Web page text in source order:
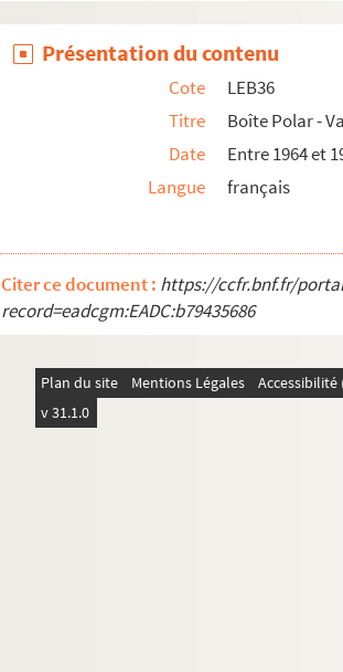
Présentation du contenu
Cote
LEB36
Titre
Boîte Polar -
Date
Entre 1964 et
Langue
français
Citer ce document : https://ccfr.bnf.fr/
record=eadcgm:EADC:b79435686
Plan du site Mentions Légales
v 31.1.0